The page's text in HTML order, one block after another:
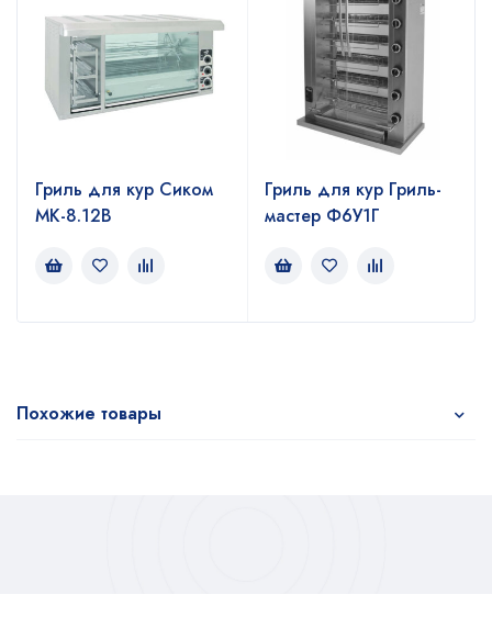
Гриль для кур Сиком
МК-8.12В
Гриль для кур Гриль-
мастер Ф6У1Г
Похожие товары